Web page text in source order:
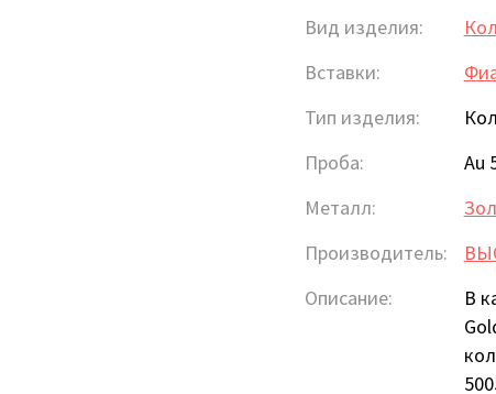
Вид изделия:
Вставки:
Тип изделия:
Проба:
Au
Металл:
Производитель:
Описание:
В